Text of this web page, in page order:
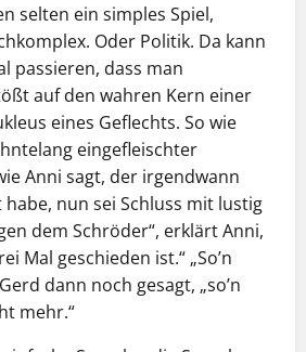
selten ein simples Spiel,
Oder Politik. Da kann
passieren, dass man
auf den wahren Kern einer
eines Geflechts. So wie
eingefleischter
Anni sagt, der irgendwann
nun sei Schluss mit lustig
dem Schröder“, erklärt Anni,
Mal geschieden ist.“ „So’n
dann noch gesagt, „so’n
mehr.“